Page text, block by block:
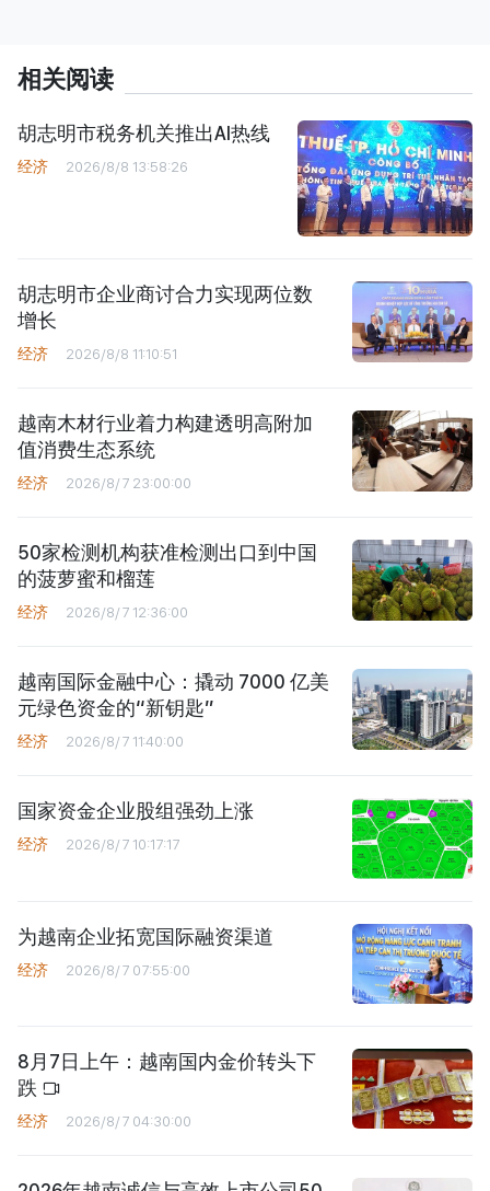
相关阅读
胡志明市税务机关推出AI热线
经济 2026/8/8 13:58:26
胡志明市企业商讨合力实现两位数
增长
经济 2026/8/8 11:10:51
越南木材行业着力构建透明高附加
值消费生态系统
经济 2026/8/7 23:00:00
50家检测机构获准检测出口到中国
的菠萝蜜和榴莲
经济 2026/8/7 12:36:00
越南国际金融中心：撬动 7000 亿美
元绿色资金的“新钥匙”
经济 2026/8/7 11:40:00
国家资金企业股组强劲上涨
经济 2026/8/7 10:17:17
为越南企业拓宽国际融资渠道
经济 2026/8/7 07:55:00
8月7日上午：越南国内金价转头下
跌
经济 2026/8/7 04:30:00